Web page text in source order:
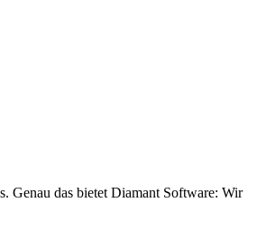
Genau das bietet Diamant Software: Wir